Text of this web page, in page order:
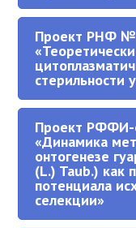
Проект РНФ №
стерильности
Проект
«Динамика
онтогенезе
(L.) Taub.) как
потенциала
селекции»